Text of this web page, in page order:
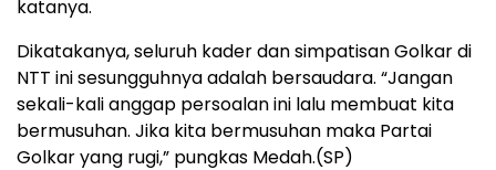
katanya.
Dikatakanya, seluruh kader dan simpatisan Golkar di
NTT ini sesungguhnya adalah bersaudara. “Jangan
sekali-kali anggap persoalan ini lalu membuat kita
bermusuhan. Jika kita bermusuhan maka Partai
Golkar yang rugi,” pungkas Medah.(SP)